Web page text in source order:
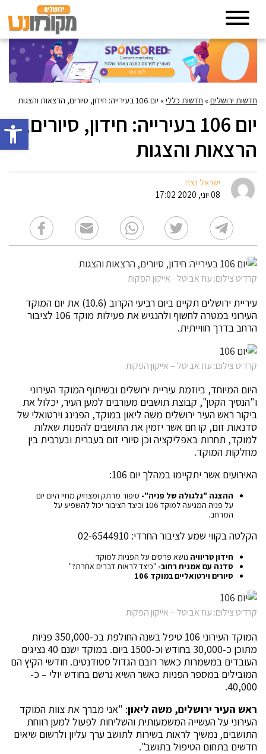
פתח
חדשות ירושלים» חדשות כללי» יום 106 בעירייה: חידון, סיורים, הרצאות והצגות
יום 106 בעירייה: חידון, סיורים,
הרצאות והצגות
ישראל נצח
08 יוני, 2020 17:02
קרדיט צילום: עוז אביטל - אייקון הפקות
עיריית ירושלים תקיים ביום רביעי הקרוב (10.6) את יום המוקד
העירוני במטרה לחשוף ולהנגיש את פעילות מוקד 106 לציבור
הרחב בדרך חווייתית.
קרדיט צילום: עוז אביטל – אייקון הפקות
היום המיוחד, ביוזמת עיריית ירושלים ובשיתוף המוקד העירוני
ו"הנסיך הקטן", קבוצת תושבים מעורבים למען העיר, יכלול את
ביקור ראש העיר ירושלים משה ליאון במוקד, הפנינג וירטואלי של
סדנאות זום, קו חם אשר יזמין את התושבים להפנות שאלות
למוקד, תחרות באפליקציה וכן סיורי זום בעברית ובערבית בין
מחלקות המוקד.
האירועים אשר יתקיימו במהלך יום 106:
ההצגה "גלגולה של פניה"-סיפור מרתק ומצחיק מחיי היום יום
על פניה המגיעה למוקד 106 וכיצד הציבור יכול להשפיע על
המרחב.
הקלטה בקווי שמע לציבור החרדי: 02-6544910
חידון טריוויהנושא פרסים על הפניות למוקד
סדנה עם אמנית רחוב-"כיצד לראות דברים אחרת?"
סיורים וירטואליים במוקד 106
קרדיט צילום: עוז אביטל – אייקון הפקות
המוקד העירוני 106 טיפל בשנה החולפת בכ-350,000 פניות
מתוכן כ-30,000 בחודש וכ-1500 ביום. במוקד ישנם 40 נציגים
העובדים במשמרות כאשר רובם הגדול סטודנטים. חודשי הקיץ הם
המובילים במספר הפניות כאשר השיא נרשם בחודש יולי – כ-
40,000.
ראש העיר ירושלים, משה ליאון: "אני מברך את צוות המוקד
העירוני על העשייה המשמעותית והשליחות לפעול למען רווחת
התושבים, נמשיך לראות בשירות לתושב ערך עליון ולרשום שיאים
חדשים בתחום הטיפול בתושב".